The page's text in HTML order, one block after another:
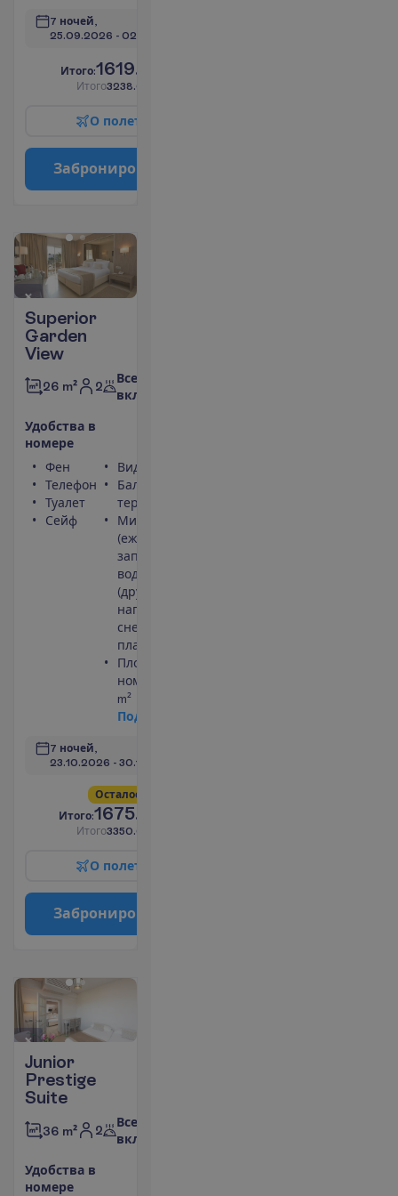
7 ночей,
25.09.2026 - 02.10.2026
И того:1619.00
Итого3238.00
О полет
Заброниро
Superior
Garden
View
26 m² 2
Все
включено
Удобства в
номере
Фен
Телефон
Туалет
Сейф
Вид на сад
Балкон или
терраса
Мини-бар
(ежедневно
заполняется
водой)
(другие
напитки и
снеки
платно)
Площадь
номера 26
m²
Под
7 ночей,
23.10.2026 - 30.10.2026
Осталос
Итого:1675.00
Итого3350.00
О полет
Заброниро
Junior
Prestige
Suite
36 m² 2
Все
включено
Удобства в
номере